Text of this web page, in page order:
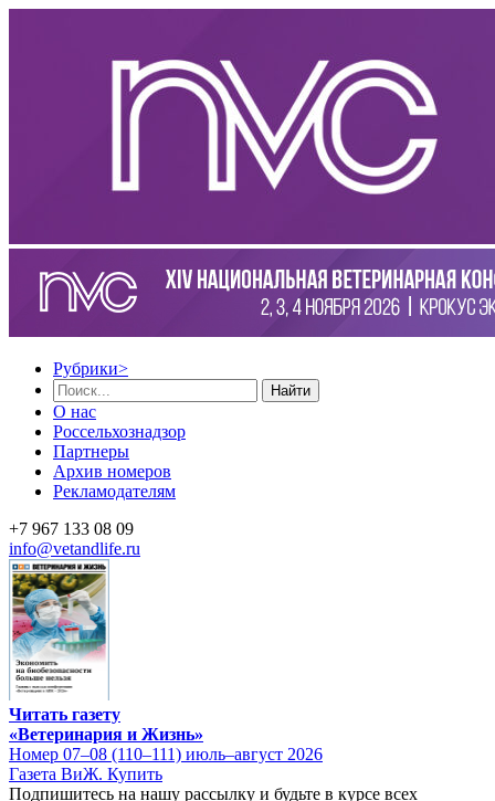
Рубрики>
Найти
О нас
Россельхознадзор
Партнеры
Архив номеров
Рекламодателям
+7 967 133 08 09
info@vetandlife.ru
Читать газету
«Ветеринария и Жизнь»
Номер 07–08 (110–111) июль–август 2026
Газета ВиЖ. Купить
Подпишитесь на нашу рассылку и будьте в курсе всех